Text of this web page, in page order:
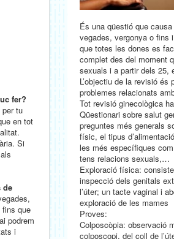
fer?
per tu
en tot
Si
de
que
podrem
i
És una qüestió que
vegades, vergonya o fins
que totes les dones es
complet des del moment
sexuals i a partir dels 25,
L’objectiu de la revisió és
problemes relacionats
Tot revisió ginecològica
Qüestionari sobre salut
preguntes més generals
físic, el tipus
les més específiques
tens relacions sexuals,…
Exploració física:
inspecció dels genitals
l’úter; un tacte vaginal i
exploració de les mames
Proves:
Colposcòpia: observació
colposcopi, del coll de